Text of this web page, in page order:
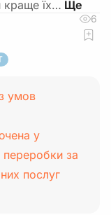
краще їх…
6
умов
у
переробки за
послуг